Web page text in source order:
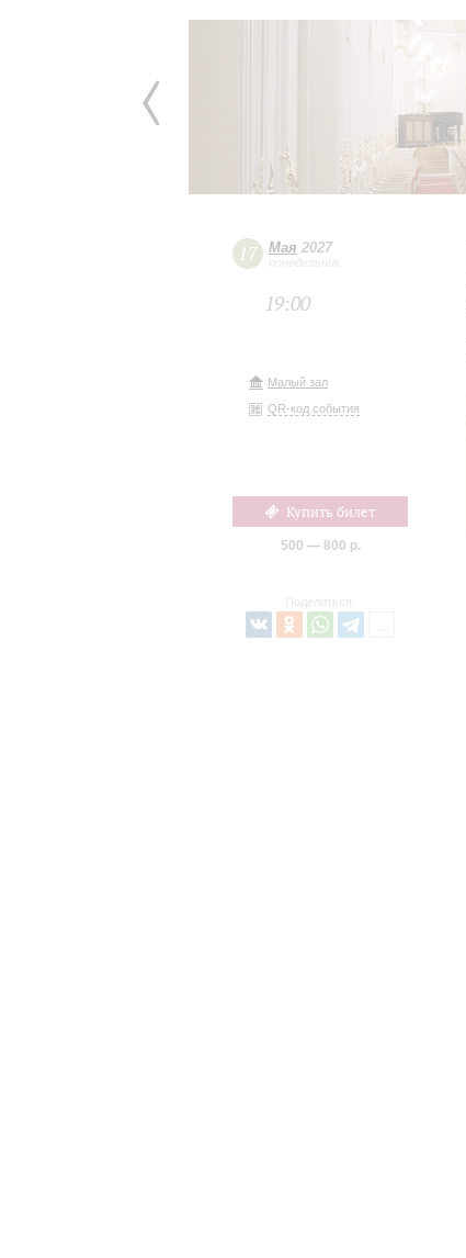
17 Мая 2027
понедельник
19:00
Малый зал
QR-код события
Купить билет
500 — 800 р.
Поделиться: